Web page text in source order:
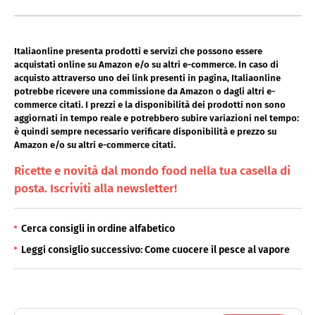
Italiaonline presenta prodotti e servizi che possono essere
acquistati online su Amazon e/o su altri e-commerce. In caso di
acquisto attraverso uno dei link presenti in pagina, Italiaonline
potrebbe ricevere una commissione da Amazon o dagli altri e-
commerce citati. I prezzi e la disponibilità dei prodotti non sono
aggiornati in tempo reale e potrebbero subire variazioni nel tempo:
è quindi sempre necessario verificare disponibilità e prezzo su
Amazon e/o su altri e-commerce citati.
Ricette e novità dal mondo food nella tua casella di
posta. Iscriviti alla newsletter!
Cerca consigli in ordine alfabetico
Leggi consiglio successivo: Come cuocere il pesce al vapore